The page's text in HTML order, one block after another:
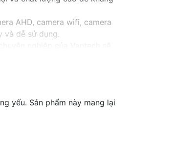
AHD, camera wifi, camera
và dễ sử dụng.
Việt Nam là một lựa chọn
yếu. Sản phẩm này mang lại